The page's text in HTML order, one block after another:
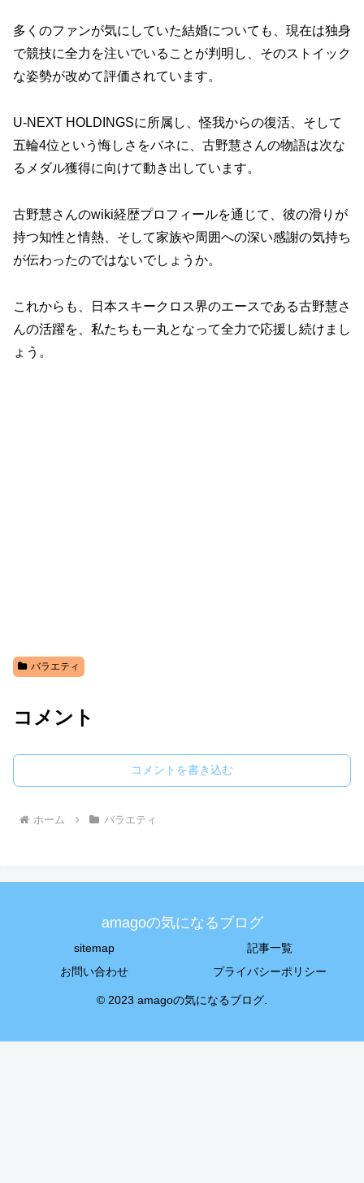
多くのファンが気にしていた結婚についても、現在は独身
で競技に全力を注いでいることが判明し、そのストイック
な姿勢が改めて評価されています。
U-NEXT HOLDINGSに所属し、怪我からの復活、そして
五輪4位という悔しさをバネに、古野慧さんの物語は次な
るメダル獲得に向けて動き出しています。
古野慧さんのwiki経歴プロフィールを通じて、彼の滑りが
持つ知性と情熱、そして家族や周囲への深い感謝の気持ち
が伝わったのではないでしょうか。
これからも、日本スキークロス界のエースである古野慧さ
んの活躍を、私たちも一丸となって全力で応援し続けまし
ょう。
バラエティ
コメント
コメントを書き込む
ホーム バラエティ
amagoの気になるブログ
sitemap
記事一覧
お問い合わせ
プライバシーポリシー
© 2023 amagoの気になるブログ.